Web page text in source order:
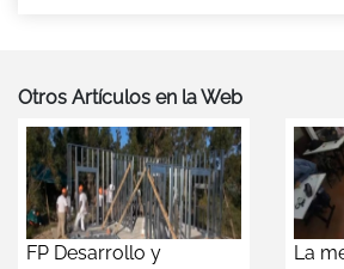
Otros Artículos en la Web
FP Desarrollo y La